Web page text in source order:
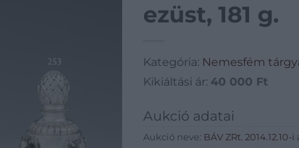
ezüst, 181 g.
Kategória: Nemesfém
Kikiáltási ár: 40 000 Ft
Aukció adatai
Aukció neve: BÁV ZRt. 2014.12.10-